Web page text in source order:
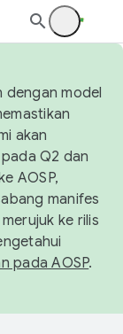
dengan model
akan
Q2 dan
AOSP,
manifes
ke rilis
pada AOSP.